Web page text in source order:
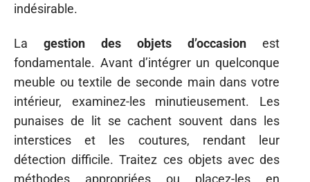
indésirable.
La gestion des objets d’occasion est
fondamentale. Avant d’intégrer un quelconque
meuble ou textile de seconde main dans votre
intérieur, examinez-les minutieusement. Les
punaises de lit se cachent souvent dans les
interstices et les coutures, rendant leur
détection difficile. Traitez ces objets avec des
méthodes appropriées ou placez-les en